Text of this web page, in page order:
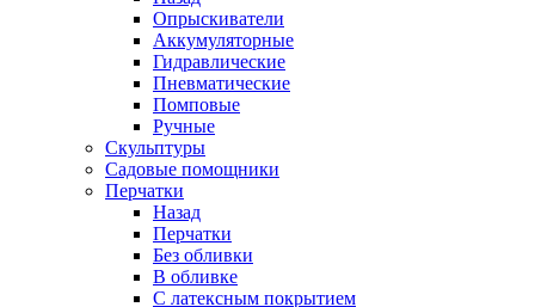
Опрыскиватели
Аккумуляторные
Гидравлические
Пневматические
Помповые
Ручные
Скульптуры
Садовые помощники
Перчатки
Назад
Перчатки
Без обливки
В обливке
С латексным покрытием